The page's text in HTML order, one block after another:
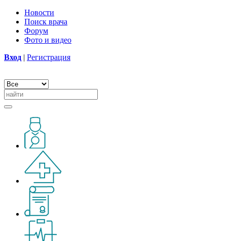
Новости
Поиск врача
Форум
Фото и видео
Вход | Регистрация